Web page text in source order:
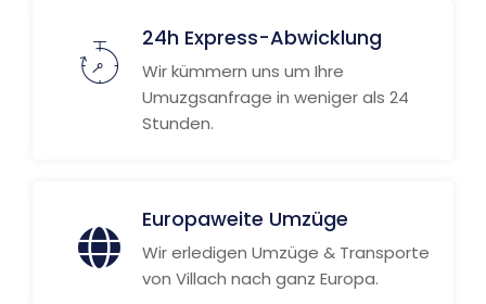
24h Express-Abwicklung
Wir kümmern uns um Ihre
Umuzgsanfrage in weniger als 24
Stunden.
Europaweite Umzüge
Wir erledigen Umzüge & Transporte
von Villach nach ganz Europa.